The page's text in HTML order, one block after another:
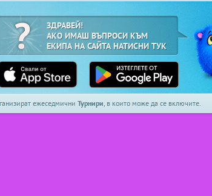
ЗДРАВЕЙ!
АКО ИМАШ ВЪПРОСИ КЪМ
ЕКИПА НА САЙТА НАТИСНИ ТУК
ежеседмични Турнири, в които може да се включите.